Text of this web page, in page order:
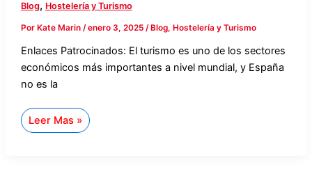
Blog, Hostelería y Turismo
Por Kate Marin /enero 3, 2025 / Blog, Hostelería y Turismo
Enlaces Patrocinados: El turismo es uno de los sectores
económicos más importantes a nivel mundial, y España
no es la
Leer Mas »